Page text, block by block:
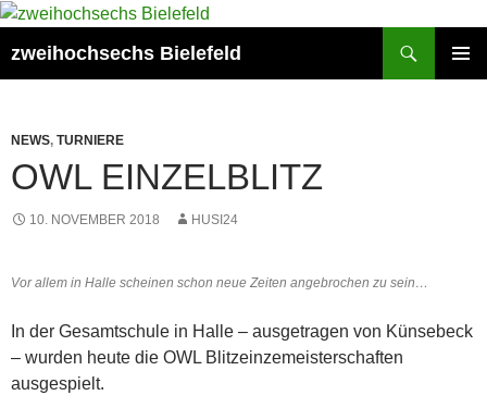
Zum
springen
zweihochsechs Bielefeld
NEWS, TURNIERE
OWL EINZELBLITZ
10. NOVEMBER 2018 HUSI24
Vor allem in Halle scheinen schon neue Zeiten angebrochen zu sein…
In der Gesamtschule in Halle – ausgetragen von Künsebeck
– wurden heute die OWL Blitzeinzemeisterschaften
ausgespielt.